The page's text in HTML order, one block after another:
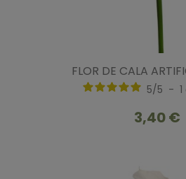
FLOR DE CALA
5/5 - 1
3,40 €